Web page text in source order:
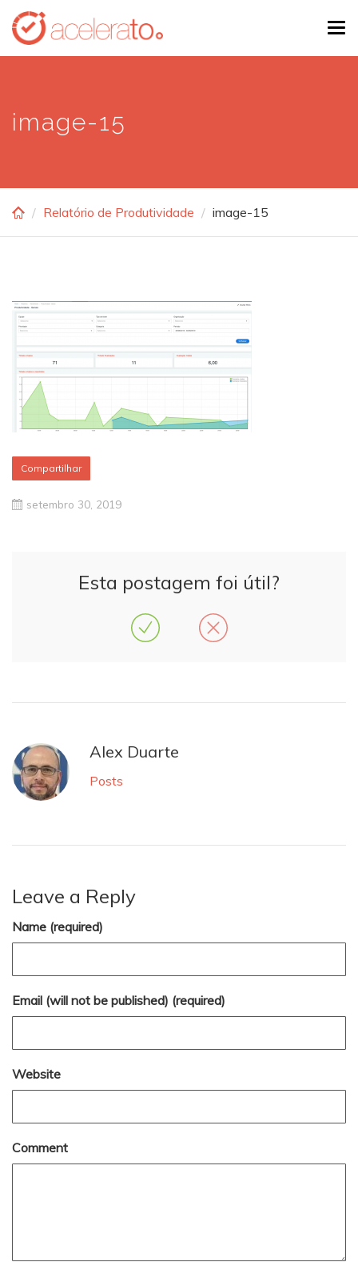
Skip
main
image-15
Relatório de Produtividade image-15
Compartilhar
setembro 30, 2019
Esta postagem foi útil?
Alex Duarte
Posts
Leave a Reply
Name (required)
Email (will not be published) (required)
Website
Comment